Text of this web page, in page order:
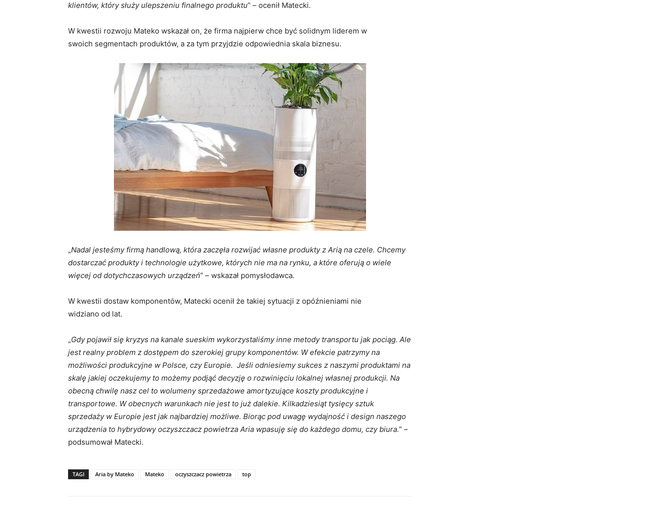
klientów, który służy ulepszeniu finalnego produktu” – ocenił Matecki.
W kwestii rozwoju Mateko wskazał on, że firma najpierw chce być solidnym liderem w
swoich segmentach produktów, a za tym przyjdzie odpowiednia skala biznesu.
„Nadal jesteśmy firmą handlową, która zaczęła rozwijać własne produkty z Arią na czele. Chcemy
dostarczać produkty i technologie użytkowe, których nie ma na rynku, a które oferują o wiele
więcej od dotychczasowych urządzeń” – wskazał pomysłodawca.
W kwestii dostaw komponentów, Matecki ocenił że takiej sytuacji z opóźnieniami nie
widziano od lat.
„Gdy pojawił się kryzys na kanale sueskim wykorzystaliśmy inne metody transportu jak pociąg. Ale
jest realny problem z dostępem do szerokiej grupy komponentów. W efekcie patrzymy na
możliwości produkcyjne w Polsce, czy Europie. Jeśli odniesiemy sukces z naszymi produktami na
skalę jakiej oczekujemy to możemy podjąć decyzję o rozwinięciu lokalnej własnej produkcji. Na
obecną chwilę nasz cel to wolumeny sprzedażowe amortyzujące koszty produkcyjne i
transportowe. W obecnych warunkach nie jest to już dalekie. Kilkadziesiąt tysięcy sztuk
sprzedaży w Europie jest jak najbardziej możliwe. Biorąc pod uwagę wydajność i design naszego
urządzenia to hybrydowy oczyszczacz powietrza Aria wpasuję się do każdego domu, czy biura.” –
podsumował Matecki.
TAGI Aria by Mateko Mateko oczyszczacz powietrza top